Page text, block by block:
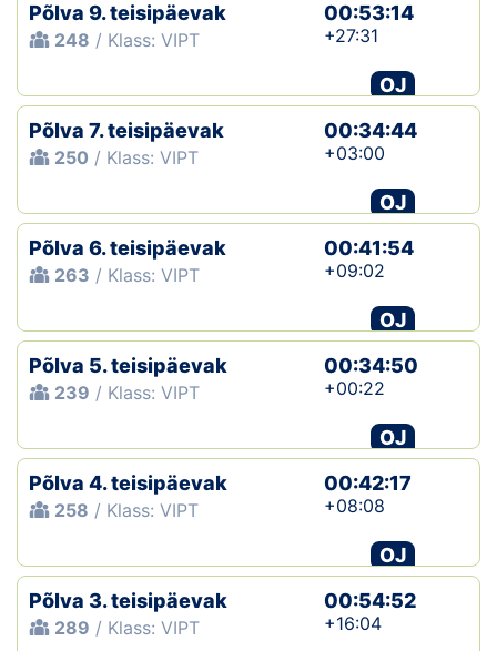
Põlva 9. teisipäevak
248 / Klass: VIPT
00:53:14
+27:31
OJ
Põlva 7. teisipäevak
250 / Klass: VIPT
00:34:44
+03:00
OJ
Põlva 6. teisipäevak
263 / Klass: VIPT
00:41:54
+09:02
OJ
Põlva 5. teisipäevak
239 / Klass: VIPT
00:34:50
+00:22
OJ
Põlva 4. teisipäevak
258 / Klass: VIPT
00:42:17
+08:08
OJ
Põlva 3. teisipäevak
289 / Klass: VIPT
00:54:52
+16:04